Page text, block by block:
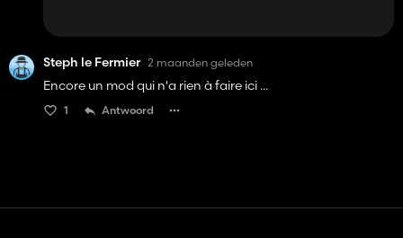
Steph le Fermier 2 maanden geleden
Encore un mod qui n'a rien à faire ici ...
1 Antwoord